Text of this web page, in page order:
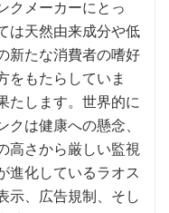
クメーカーにとっ
は天然由来成分や低
新たな消費者の嗜好
をもたらしていま
たします。世界的に
クは健康への懸念、
高さから厳しい監視
進化しているラオス
示、広告規制、そし